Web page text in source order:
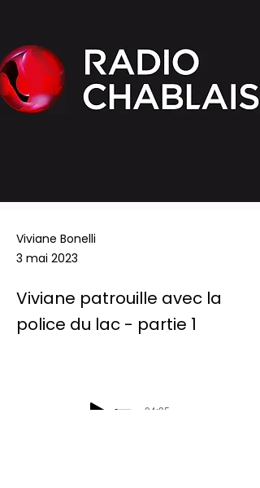
Viviane Bonelli
3 mai 2023
Viviane patrouille avec la
police du lac - partie 1
-04:35